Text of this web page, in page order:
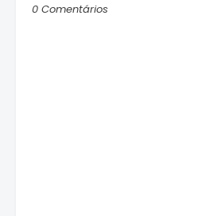
0 Comentários